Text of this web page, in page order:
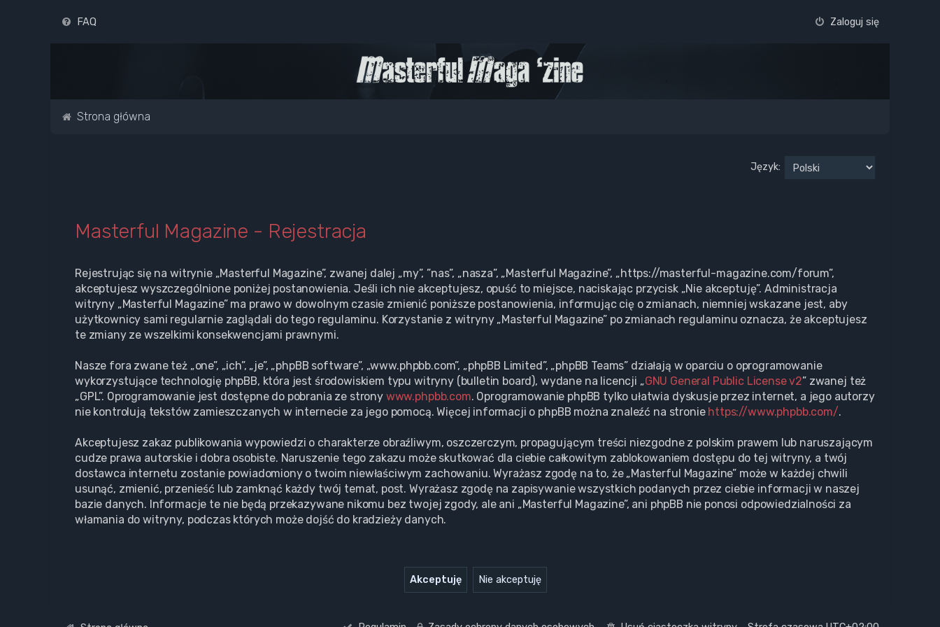
FAQ Zaloguj się
Strona główna
Język:
Masterful Magazine - Rejestracja
Rejestrując się na witrynie „Masterful Magazine”, zwanej dalej „my”, ”nas”, „nasza”, „Masterful Magazine”, „https://masterful-magazine.com/forum”,
akceptujesz wyszczególnione poniżej postanowienia. Jeśli ich nie akceptujesz, opuść to miejsce, naciskając przycisk „Nie akceptuję”. Administracja
witryny „Masterful Magazine” ma prawo w dowolnym czasie zmienić poniższe postanowienia, informując cię o zmianach, niemniej wskazane jest, aby
użytkownicy sami regularnie zaglądali do tego regulaminu. Korzystanie z witryny „Masterful Magazine” po zmianach regulaminu oznacza, że akceptujesz
te zmiany ze wszelkimi konsekwencjami prawnymi.
Nasze fora zwane też „one”, „ich”, „je”, „phpBB software”, „www.phpbb.com”, „phpBB Limited”, „phpBB Teams” działają w oparciu o oprogramowanie
wykorzystujące technologię phpBB, która jest środowiskiem typu witryny (bulletin board), wydane na licencji „GNU General Public License v2” zwanej też
„GPL”. Oprogramowanie jest dostępne do pobrania ze strony www.phpbb.com. Oprogramowanie phpBB tylko ułatwia dyskusje przez internet, a jego autorzy
nie kontrolują tekstów zamieszczanych w internecie za jego pomocą. Więcej informacji o phpBB można znaleźć na stronie https://www.phpbb.com/.
Akceptujesz zakaz publikowania wypowiedzi o charakterze obraźliwym, oszczerczym, propagującym treści niezgodne z polskim prawem lub naruszającym
cudze prawa autorskie i dobra osobiste. Naruszenie tego zakazu może skutkować dla ciebie całkowitym zablokowaniem dostępu do tej witryny, a twój
dostawca internetu zostanie powiadomiony o twoim niewłaściwym zachowaniu. Wyrażasz zgodę na to, że „Masterful Magazine” może w każdej chwili
usunąć, zmienić, przenieść lub zamknąć każdy twój temat, post. Wyrażasz zgodę na zapisywanie wszystkich podanych przez ciebie informacji w naszej
bazie danych. Informacje te nie będą przekazywane nikomu bez twojej zgody, ale ani „Masterful Magazine”, ani phpBB nie ponosi odpowiedzialności za
włamania do witryny, podczas których może dojść do kradzieży danych.